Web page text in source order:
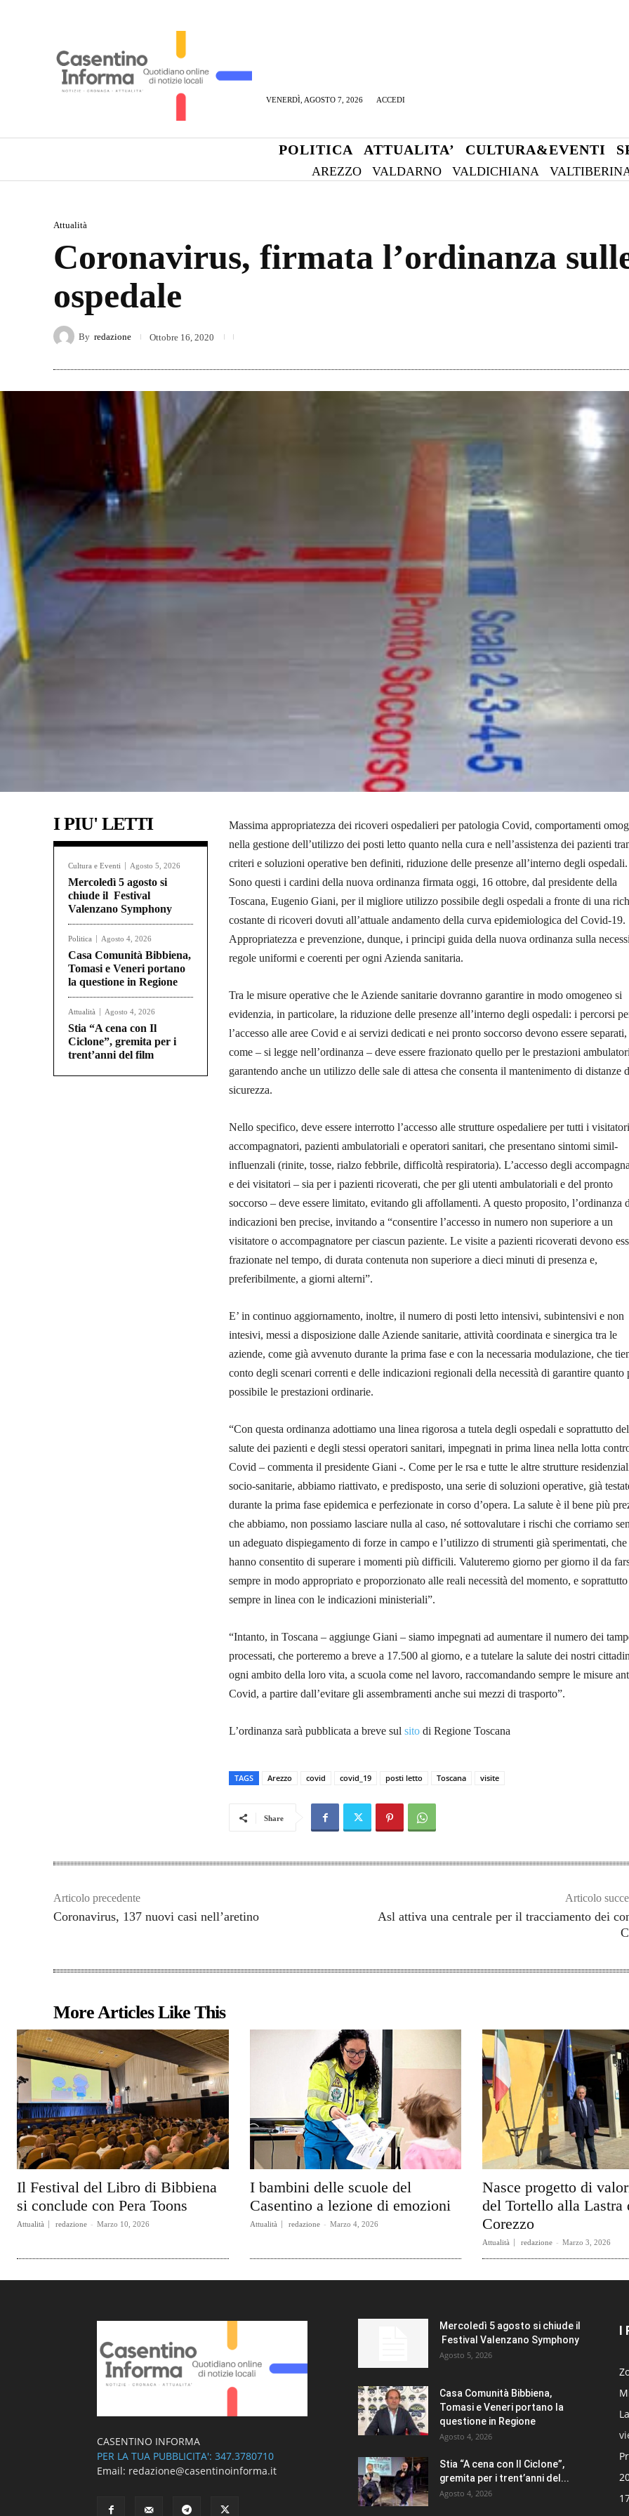
VENERDÌ, AGOSTO 7, 2026 ACCEDI
POLITICA ATTUALITA’ CULTURA&EVENTI
AREZZO VALDARNO VALDICHIANA
Attualità
Coronavirus, firmata l’ordinanza
ospedale
By redazione Ottobre 16, 2020
I PIU' LETTI
Cultura e Eventi Agosto 5, 2026
Mercoledì 5 agosto si
chiude il Festival
Valenzano Symphony
Politica Agosto 4, 2026
Casa Comunità Bibbiena,
Tomasi e Veneri portano
la questione in Regione
Attualità Agosto 4, 2026
Stia “A cena con Il
Ciclone”, gremita per i
trent’anni del film
Massima appropriatezza dei ricoveri ospedalieri per patologia Covid, comportamenti
nella gestione dell’utilizzo dei posti letto quanto nella cura e nell’assistenza dei pazienti
criteri e soluzioni operative ben definiti, riduzione delle presenze all’interno degli ospedali.
Sono questi i cardini della nuova ordinanza firmata oggi, 16 ottobre, dal presidente della
Toscana, Eugenio Giani, per il migliore utilizzo possibile degli ospedali a fronte di una
costante di ricoveri dovuti all’attuale andamento della curva epidemiologica del Covid-19.
Appropriatezza e prevenzione, dunque, i principi guida della nuova ordinanza sulla
regole uniformi e coerenti per ogni Azienda sanitaria.
Tra le misure operative che le Aziende sanitarie dovranno garantire in modo omogeneo si
evidenzia, in particolare, la riduzione delle presenze all’interno degli ospedali: i percorsi
l’accesso alle aree Covid e ai servizi dedicati e nei pronto soccorso devono essere
come – si legge nell’ordinanza – deve essere frazionato quello per le prestazioni
garantendo anche un utilizzo delle sale di attesa che consenta il mantenimento di distanze
sicurezza.
Nello specifico, deve essere interrotto l’accesso alle strutture ospedaliere per tutti i
accompagnatori, pazienti ambulatoriali e operatori sanitari, che presentano sintomi simil-
influenzali (rinite, tosse, rialzo febbrile, difficoltà respiratoria). L’accesso degli
e dei visitatori – sia per i pazienti ricoverati, che per gli utenti ambulatoriali e del pronto
soccorso – deve essere limitato, evitando gli affollamenti. A questo proposito, l’ordinanza
indicazioni ben precise, invitando a “consentire l’accesso in numero non superiore a un
visitatore o accompagnatore per ciascun paziente. Le visite a pazienti ricoverati devono
frazionate nel tempo, di durata contenuta non superiore a dieci minuti di presenza e,
preferibilmente, a giorni alterni”.
E’ in continuo aggiornamento, inoltre, il numero di posti letto intensivi, subintensivi e non
intesivi, messi a disposizione dalle Aziende sanitarie, attività coordinata e sinergica tra le
aziende, come già avvenuto durante la prima fase e con la necessaria modulazione, che
conto degli scenari correnti e delle indicazioni regionali della necessità di garantire quanto
possibile le prestazioni ordinarie.
“Con questa ordinanza adottiamo una linea rigorosa a tutela degli ospedali e soprattutto
salute dei pazienti e degli stessi operatori sanitari, impegnati in prima linea nella lotta
Covid – commenta il presidente Giani -. Come per le rsa e tutte le altre strutture
socio-sanitarie, abbiamo riattivato, e predisposto, una serie di soluzioni operative, già
durante la prima fase epidemica e perfezionate in corso d’opera. La salute è il bene più
che abbiamo, non possiamo lasciare nulla al caso, né sottovalutare i rischi che corriamo
un adeguato dispiegamento di forze in campo e l’utilizzo di strumenti già sperimentati, che
hanno consentito di superare i momenti più difficili. Valuteremo giorno per giorno il da
sempre in modo appropriato e proporzionato alle reali necessità del momento, e soprattutto
sempre in linea con le indicazioni ministeriali”.
“Intanto, in Toscana – aggiunge Giani – siamo impegnati ad aumentare il numero dei
processati, che porteremo a breve a 17.500 al giorno, e a tutelare la salute dei nostri
ogni ambito della loro vita, a scuola come nel lavoro, raccomandando sempre le misure
Covid, a partire dall’evitare gli assembramenti anche sui mezzi di trasporto”.
L’ordinanza sarà pubblicata a breve sul sito di Regione Toscana
TAGS Arezzo covid covid_19 posti letto Toscana visite
Share
Articolo precedente
Coronavirus, 137 nuovi casi nell’aretino
Articolo
Asl attiva una centrale per il tracciamento dei
More Articles Like This
Il Festival del Libro di Bibbiena
si conclude con Pera Toons
Attualità redazione - Marzo 10, 2026
I bambini delle scuole del
Casentino a lezione di emozioni
Attualità redazione - Marzo 4, 2026
Nasce progetto di
del Tortello alla Lastra
Corezzo
Attualità redazione - Marzo 3, 2026
CASENTINO INFORMA
PER LA TUA PUBBLICITA': 347.3780710
Email: redazione@casentinoinforma.it
Mercoledì 5 agosto si chiude il
Festival Valenzano Symphony
Agosto 5, 2026
Casa Comunità Bibbiena,
Tomasi e Veneri portano la
questione in Regione
Agosto 4, 2026
Stia “A cena con Il Ciclone”,
gremita per i trent’anni del...
Agosto 4, 2026
I